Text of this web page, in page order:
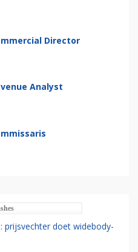
Director
Analyst
prijsvechter doet widebody-